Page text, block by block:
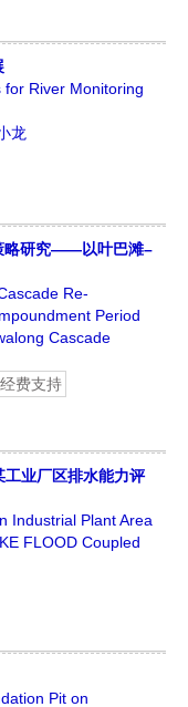
for River Monitoring
龙
略研究——以叶巴滩–
Re-
Period
Cascade
费支持
业厂区排水能力评
Industrial Plant Area
FLOOD Coupled
Pit on